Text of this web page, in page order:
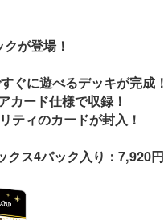
が登場！
ぐに遊べるデッキが完成！
カード仕様で収録！
ティのカードが封入！
ス4パック入り：7,920円